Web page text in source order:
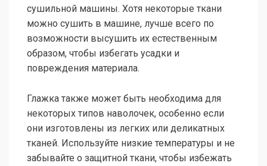
сушильной машины. Хотя некоторые ткани
можно сушить в машине, лучше всего по
возможности высушить их естественным
образом, чтобы избегать усадки и
повреждения материала.
Глажка также может быть необходима для
некоторых типов наволочек, особенно если
они изготовлены из легких или деликатных
тканей. Используйте низкие температуры и не
забывайте о защитной ткани, чтобы избежать